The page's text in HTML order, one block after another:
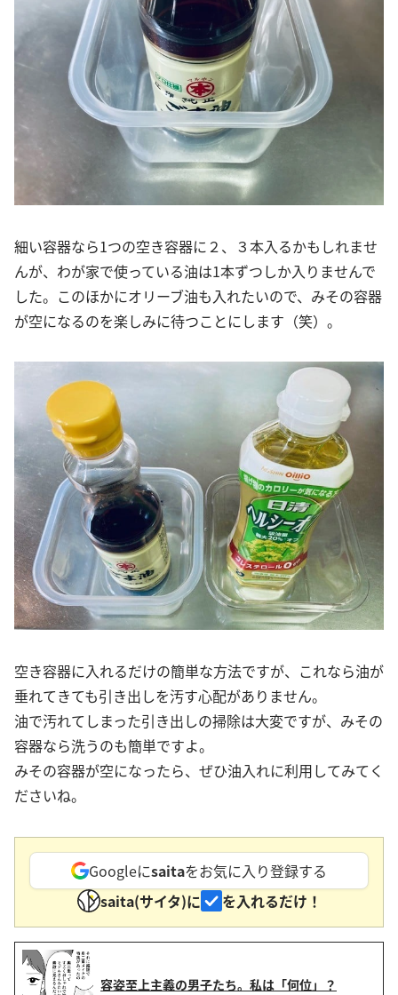
細い容器なら1つの空き容器に２、３本入るかもしれませ
んが、わが家で使っている油は1本ずつしか入りませんで
した。このほかにオリーブ油も入れたいので、みその容器
が空になるのを楽しみに待つことにします（笑）。
空き容器に入れるだけの簡単な方法ですが、これなら油が
垂れてきても引き出しを汚す心配がありません。
油で汚れてしまった引き出しの掃除は大変ですが、みその
容器なら洗うのも簡単ですよ。
みその容器が空になったら、ぜひ油入れに利用してみてく
ださいね。
Googleにsaitaをお気に入り登録する
saita(サイタ)に
を入れるだけ！
容姿至上主義の男子たち。私は「何位」？